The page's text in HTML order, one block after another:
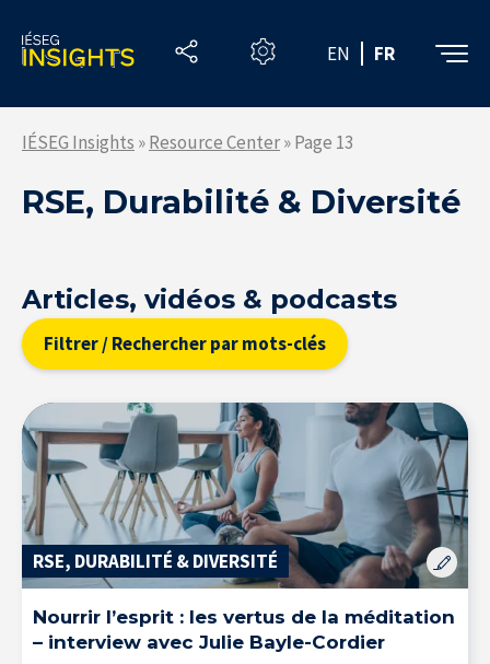
EN FR
Resource Center
S'inscrire à la newsletter
the
content
IÉSEG Insights »Resource Center»Page 13
RSE, Durabilité & Diversité
Articles, vidéos & podcasts
Filtrer / Rechercher par mots-clés
RSE, DURABILITÉ & DIVERSITÉ
Nourrir l’esprit : les vertus de la méditation
– interview avec Julie Bayle-Cordier